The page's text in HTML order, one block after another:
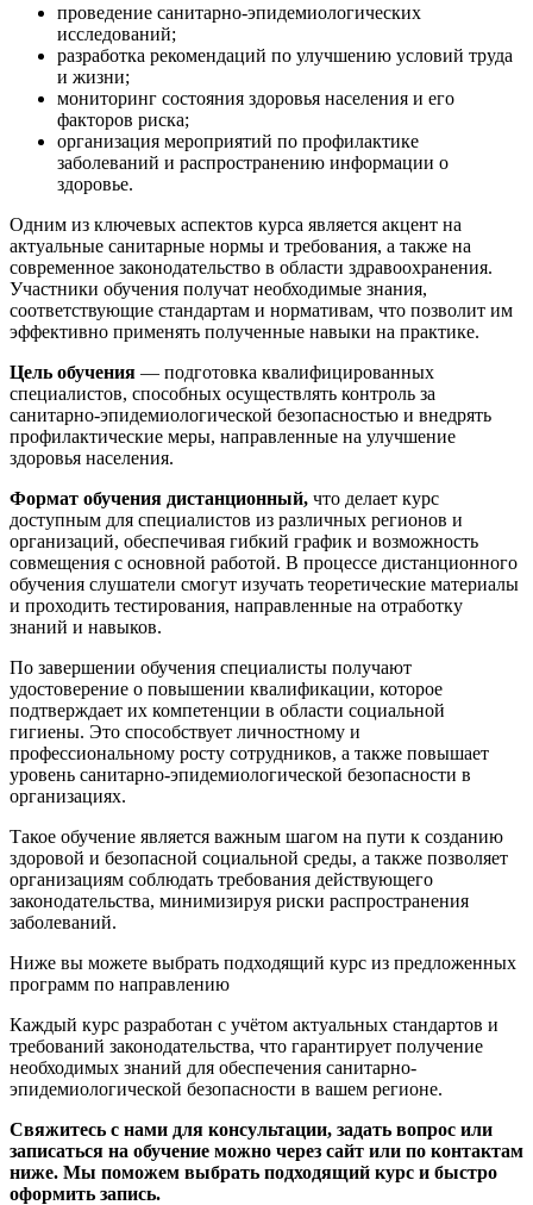
проведение санитарно-эпидемиологических
исследований;
разработка рекомендаций по улучшению условий труда
и жизни;
мониторинг состояния здоровья населения и его
факторов риска;
организация мероприятий по профилактике
заболеваний и распространению информации о
здоровье.
Одним из ключевых аспектов курса является акцент на
актуальные санитарные нормы и требования, а также на
современное законодательство в области здравоохранения.
Участники обучения получат необходимые знания,
соответствующие стандартам и нормативам, что позволит им
эффективно применять полученные навыки на практике.
Цель обучения — подготовка квалифицированных
специалистов, способных осуществлять контроль за
санитарно-эпидемиологической безопасностью и внедрять
профилактические меры, направленные на улучшение
здоровья населения.
Формат обучения дистанционный, что делает курс
доступным для специалистов из различных регионов и
организаций, обеспечивая гибкий график и возможность
совмещения с основной работой. В процессе дистанционного
обучения слушатели смогут изучать теоретические материалы
и проходить тестирования, направленные на отработку
знаний и навыков.
По завершении обучения специалисты получают
удостоверение о повышении квалификации, которое
подтверждает их компетенции в области социальной
гигиены. Это способствует личностному и
профессиональному росту сотрудников, а также повышает
уровень санитарно-эпидемиологической безопасности в
организациях.
Такое обучение является важным шагом на пути к созданию
здоровой и безопасной социальной среды, а также позволяет
организациям соблюдать требования действующего
законодательства, минимизируя риски распространения
заболеваний.
Ниже вы можете выбрать подходящий курс из предложенных
программ по направлению
Каждый курс разработан с учётом актуальных стандартов и
требований законодательства, что гарантирует получение
необходимых знаний для обеспечения санитарно-
эпидемиологической безопасности в вашем регионе.
Свяжитесь с нами для консультации, задать вопрос или
записаться на обучение можно через сайт или по контактам
ниже. Мы поможем выбрать подходящий курс и быстро
оформить запись.